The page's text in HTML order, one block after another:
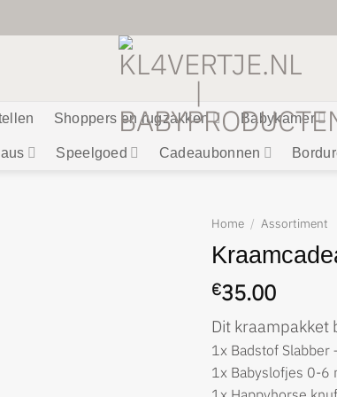
Shoppers en rugzakken Babykamer
Speelgoed Cadeaubonnen
Home / Assortiment
€35.00
Dit kraampakket
1x Badstof Slabber
1x Babyslofjes 0-6